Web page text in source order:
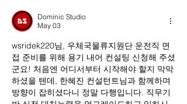
Dominic Studio
May 03
wsridek220님, 우체국물류지원단 운전직 면
접 준비를 위해 용기 내어 컨설팅 신청해 주셨
군요! 처음엔 어디서부터 시작해야 할지 막막
하셨을 텐데, 한혜진 컨설턴트님과 함께하며
방향이 잡히셨다니 정말 다행입니다. 직무기